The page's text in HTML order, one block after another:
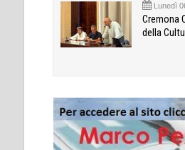
Lunedì
Cremona
della